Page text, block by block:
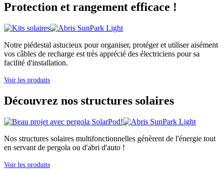
Protection et rangement efficace !
Notre piédestal astucieux pour organiser, protéger et utiliser aisément
vos câbles de recharge est très apprécié des électriciens pour sa
facilité d'installation.
Voir les produits
Découvrez nos structures solaires
Nos structures solaires multifonctionnelles génèrent de l'énergie tout
en servant de pergola ou d'abri d'auto !
Voir les produits